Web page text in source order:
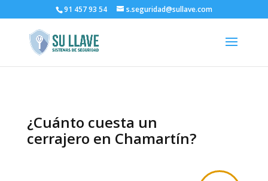
91 457 93 54 s.seguridad@sullave.com
¿Cuánto cuesta un
cerrajero en Chamartín?